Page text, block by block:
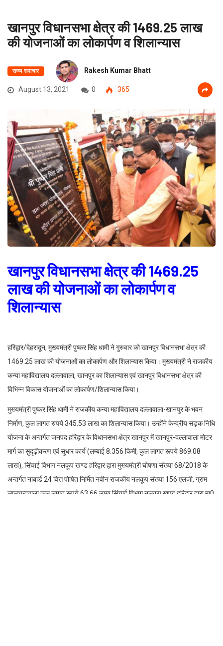
खानपुर विधानसभा क्षेत्र की 1469.25 लाख
की योजनाओं का लोकार्पण व शिलान्यास
राज्य समाचार Rakesh Kumar Bhatt
August 13, 2021 0 365
खानपुर विधानसभा क्षेत्र की 1469.25
लाख की योजनाओं का लोकार्पण व
शिलान्यास
हरिद्वार/देहरादून, मुख्यमंत्री पुष्कर सिंह धामी ने गुरुवार को खानपुर विधानसभा क्षेत्र की
1469.25 लाख की योजनाओं का लोकार्पण और शिलान्यास किया। मुख्यमंत्री ने राजकीय
कन्या महाविद्यालय दल्लावाला, खानपुर का शिलान्यास एवं खानपुर विधानसभा क्षेत्र की
विभिन्न विकास योजनाओं का लोकार्पण/शिलान्यास किया।
मुख्यमंत्री पुष्कर सिंह धामी ने राजकीय कन्या महाविद्यालय दल्लावाला-खानपुर के भवन
निर्माण, कुल लागत रुपये 345.53 लाख का शिलान्यास किया। उन्होंने केन्द्रीय सड़क निधि
योजना के अन्तर्गत जनपद हरिद्वार के विधानसभा क्षेत्र खानपुर में खानपुर-दल्लावाला मोटर
मार्ग का सुदृढ़ीकरण एवं सुधार कार्य (लम्बाई 8.356 किमी, कुल लागत रूपये 869.08
लाख), सिंचाई विभाग नलकूप खण्ड हरिद्वार द्वारा मुख्यमंत्री घोषणा संख्या 68/2018 के
अन्तर्गत नाबार्ड 24 वित्त पोषित निर्मित नवीन राजकीय नलकूप संख्या 156 एलजी, ग्राम
लालचन्दवाला कुल लागत रूपये 63.66 लाख,सिंचाई विभाग नलकूप खण्ड हरिद्वार द्वारा मा0